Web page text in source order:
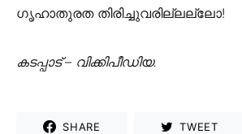
ഗൃഹാതുരത തിരിച്ചുവരില്ലല്ലോ!
കടപ്പാട് – വിക്കിപീഡിയ.
SHARE TWEET